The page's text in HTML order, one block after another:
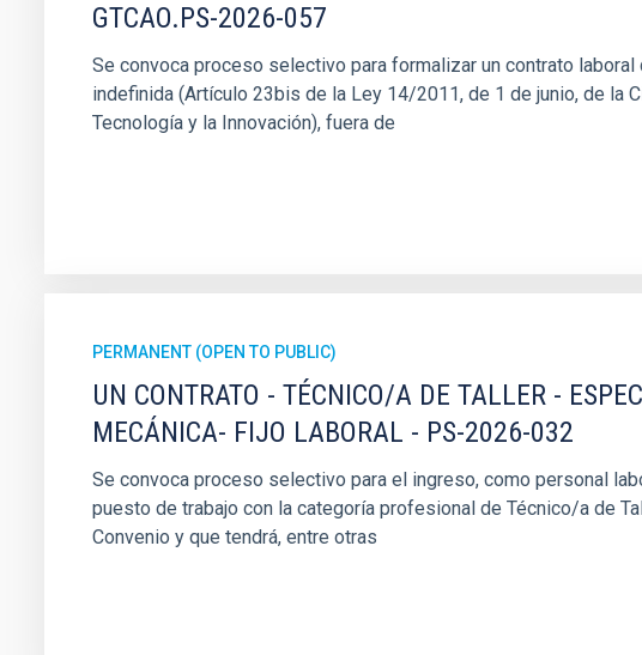
GTCAO.PS-2026-057
Se convoca proceso selectivo para formalizar un contrato laboral
indefinida (Artículo 23bis de la Ley 14/2011, de 1 de junio, de la
Tecnología y la Innovación), fuera de
PERMANENT (OPEN TO PUBLIC)
UN CONTRATO - TÉCNICO/A DE TALLER -
MECÁNICA- FIJO LABORAL - PS-2026-032
Se convoca proceso selectivo para el ingreso, como personal
puesto de trabajo con la categoría profesional de Técnico/a de
Convenio y que tendrá, entre otras